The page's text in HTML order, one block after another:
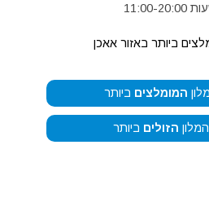
ביותר באזור אאכן
המומלצים ביותר
הזולים ביותר